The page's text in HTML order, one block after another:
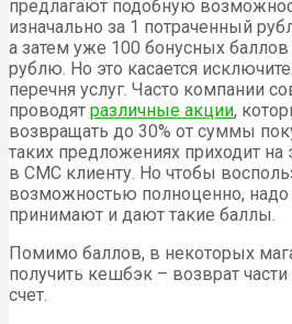
предлагают подобную
изначально за 1 потраченный
а затем уже 100 бонусных баллов
рублю. Но это касается
перечня услуг. Часто компании
проводят различные акции,
возвращать до 30% от суммы
таких предложениях приходит на
в СМС клиенту. Но чтобы
возможностью полноценно, надо
принимают и дают такие баллы.
Помимо баллов, в некоторых
получить кешбэк – возврат
счет.